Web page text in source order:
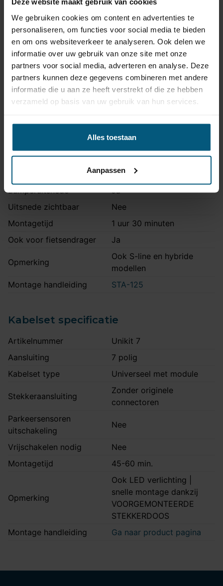
We gebruiken cookies om content en advertenties te
personaliseren, om functies voor social media te bieden
en om ons websiteverkeer te analyseren. Ook delen we
informatie over uw gebruik van onze site met onze
partners voor social media, adverteren en analyse. Deze
partners kunnen deze gegevens combineren met andere
informatie die u aan ze heeft verstrekt of die ze hebben
verzameld op basis van uw gebruik van hun services.
Alles toestaan
Aanpassen
Met de Europese typegoedkeuring voldoen trekhaak
en kabelset aan alle geldende veiligheidsnormen.
Trekhaak specificatie
Artikelnummer
STA-125
Trekhaak systeem
Vast
twee bouten.
Maximaal trekgewicht
1800 kg
Maximale kogeldruk
100 kg
Ja
Bumperuitsnede
Ja
Uitsnede zichtbaar
Nee
Montagetijd
1 uur 30 minuten
Ook voor fietsendrager
Ja
Opmerking
Ook S-line en hybride
modellen
Montage handleiding
STA-125
Kabelset specificatie
Artikelnummer
Unikit 7
Aansluiting
7 polig
Kabelset type
Universeel met module
Stekkeraansluiting
Zonder originele
connectoren
Parkeersensoren
uitschakeling
Nee
Vrijschakelen nodig
Nee
Montagetijd
45-60 min.
Opmerking
Ook LED verlichting |
snelle montage dankzij
VOORGEMONTEERDE
STEKKERDOOS
Montage handleiding
Ga naar product pagina